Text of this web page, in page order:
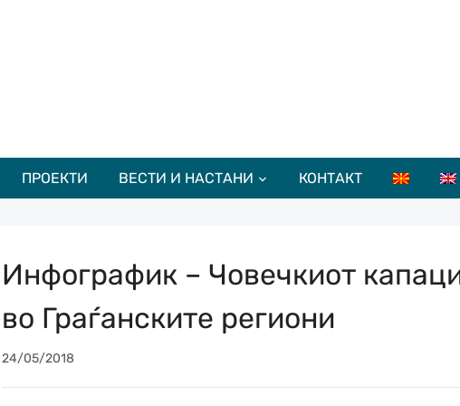
ПРОЕКТИ ВЕСТИ И НАСТАНИ КОНТАКТ
Инфографик – Човечкиот
во Граѓанските региони
24/05/2018